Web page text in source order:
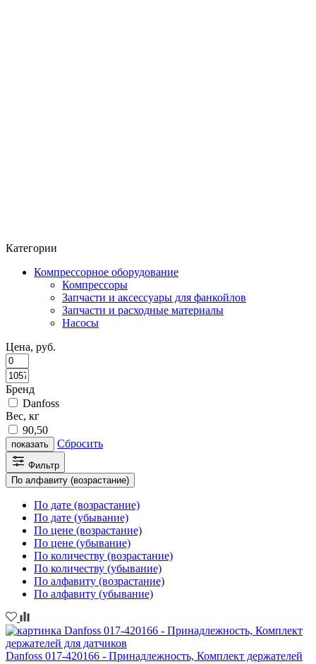
Категории
Компрессорное оборудование
Компрессоры
Запчасти и аксессуары для фанкойлов
Запчасти и расходные материалы
Насосы
Цена, руб.
Бренд
Danfoss
Вес, кг
90,50
показать Сбросить
Фильтр
По алфавиту (возрастание)
По дате (возрастание)
По дате (убывание)
По цене (возрастание)
По цене (убывание)
По количеству (возрастание)
По количеству (убывание)
По алфавиту (возрастание)
По алфавиту (убывание)
Danfoss 017-420166 - Принадлежность, Комплект держателей